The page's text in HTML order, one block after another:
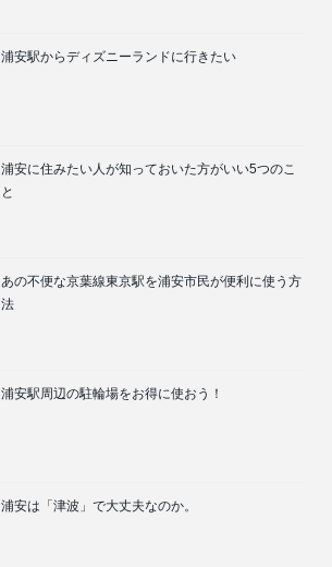
浦安駅からディズニーランドに行きたい
浦安に住みたい人が知っておいた方がいい5つのこ
と
あの不便な京葉線東京駅を浦安市民が便利に使う方
法
浦安駅周辺の駐輪場をお得に使おう！
浦安は「津波」で大丈夫なのか。